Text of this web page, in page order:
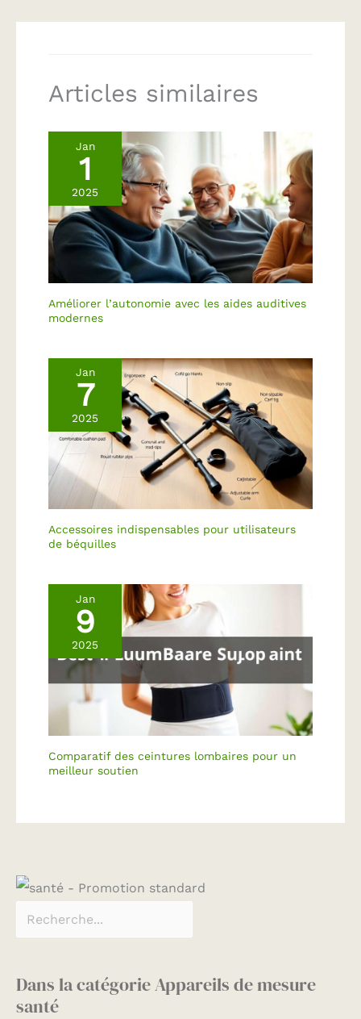
Articles similaires
Jan
1
2025
Améliorer l’autonomie avec les aides auditives
modernes
Jan
7
2025
Accessoires indispensables pour utilisateurs
de béquilles
Jan
9
2025
Comparatif des ceintures lombaires pour un
meilleur soutien
Dans la catégorie Appareils de mesure
santé